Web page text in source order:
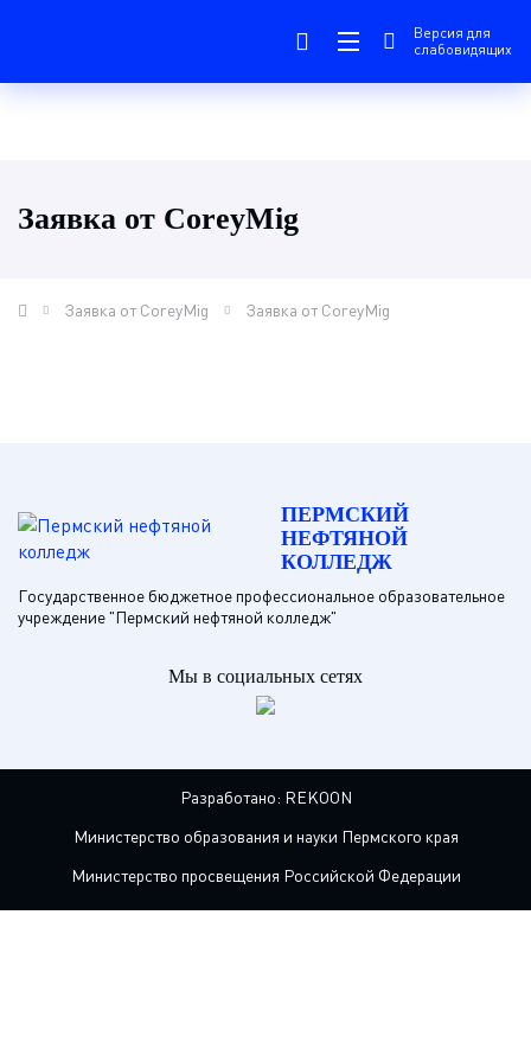
Версия для
слабовидящих
Заявка от CoreyMig
Заявка от CoreyMig Заявка от CoreyMig
ПЕРМСКИЙ
НЕФТЯНОЙ
КОЛЛЕДЖ
Государственное бюджетное профессиональное образовательное
учреждение "Пермский нефтяной колледж"
Мы в социальных сетях
Разработано: REKOON
Министерство образования и науки Пермского края
Министерство просвещения Российской Федерации